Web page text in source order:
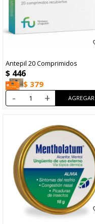
Antepil 20 Comprimidos
$ 446
$ 379
- +